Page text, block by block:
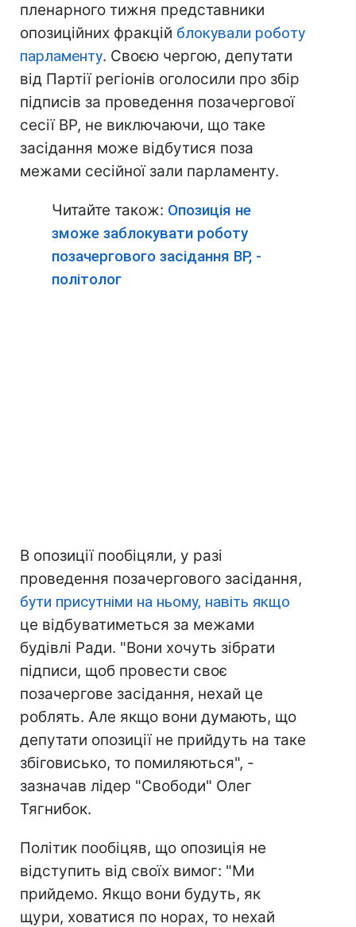
пленарного тижня представники
опозиційних фракцій блокували роботу
парламенту. Своєю чергою, депутати
від Партії регіонів оголосили про збір
підписів за проведення позачергової
сесії ВР, не виключаючи, що таке
засідання може відбутися поза
межами сесійної зали парламенту.
Читайте також: Опозиція не
зможе заблокувати роботу
позачергового засідання ВР, -
політолог
В опозиції пообіцяли, у разі
проведення позачергового засідання,
бути присутніми на ньому, навіть якщо
це відбуватиметься за межами
будівлі Ради. "Вони хочуть зібрати
підписи, щоб провести своє
позачергове засідання, нехай це
роблять. Але якщо вони думають, що
депутати опозиції не прийдуть на таке
збіговисько, то помиляються", -
зазначав лідер "Свободи" Олег
Тягнибок.
Політик пообіцяв, що опозиція не
відступить від своїх вимог: "Ми
прийдемо. Якщо вони будуть, як
щури, ховатися по норах, то нехай